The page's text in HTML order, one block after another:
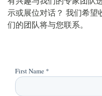
示或展位对话？ 我们希望
们的团队将与您联系。